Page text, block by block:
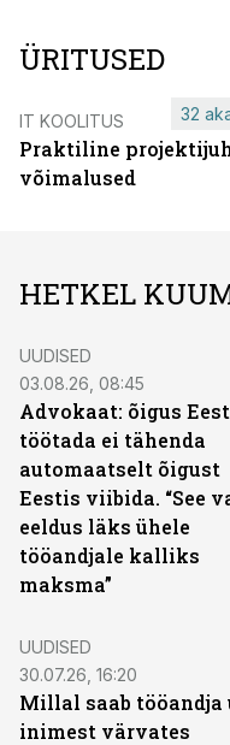
ÜRITUSED
IT KOOLITUS
Praktiline
võimalused
32
HETKEL
UUDISED
03.08.26, 08:45
Advokaat: õigus
töötada ei tähenda
automaatselt õigust
Eestis viibida. “See
eeldus läks ühele
tööandjale kalliks
maksma”
UUDISED
30.07.26, 16:20
Millal saab tööandja
inimest värvates